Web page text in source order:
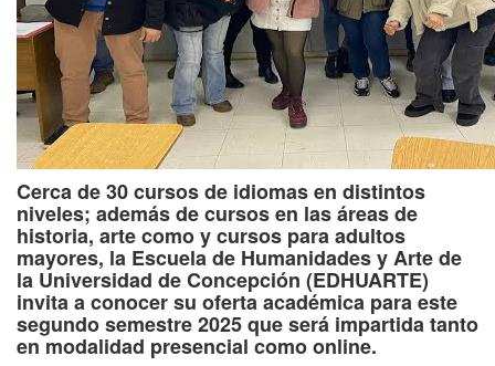
Cerca de 30 cursos de idiomas en distintos
niveles; además de cursos en las áreas de
historia, arte como y cursos para adultos
mayores, la Escuela de Humanidades y Arte de
la Universidad de Concepción (EDHUARTE)
invita a conocer su oferta académica para este
segundo semestre 2025 que será impartida tanto
en modalidad presencial como online.